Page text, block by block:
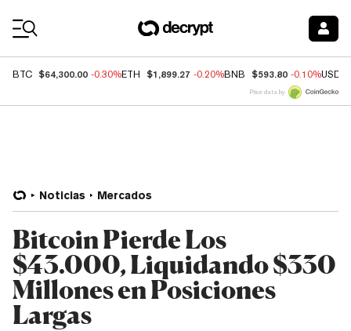
BTC $64,300.00 -0.30%ETH $1,899.27 -0.20%BNB $593.80 -0.10%USDC
Price data by
Noticias Mercados
Bitcoin Pierde Los
$43.000, Liquidando $330
Millones en Posiciones
Largas